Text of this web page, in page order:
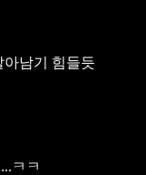
남기 힘들듯
ㅋㅋ